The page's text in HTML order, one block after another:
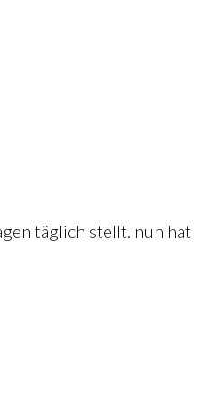
täglich stellt. nun hat